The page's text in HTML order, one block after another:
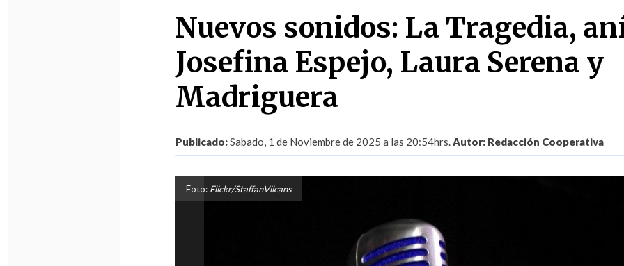
Nuevos sonidos: La Tragedia,
Josefina Espejo, Laura Serena y
Madriguera
Publicado:Sabado, 1 de Noviembre de 2025 a las 20:54hrs.Autor: Redacción Cooperativa
Foto: Flickr/StaffanVilcans